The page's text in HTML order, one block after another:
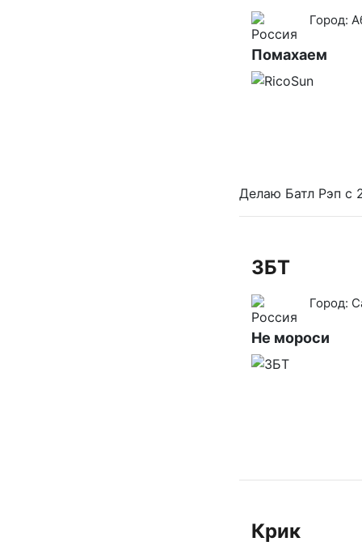
Город:
Помахаем
Делаю Батл Рэп с
ЗБТ
Город:
Не мороси
Крик